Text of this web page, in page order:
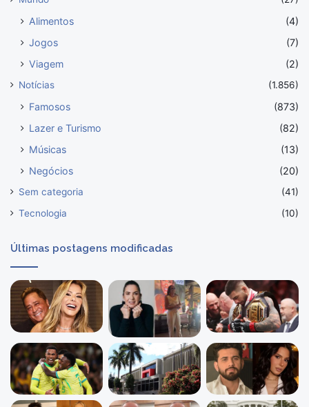
Alimentos
(4)
Jogos
(7)
Viagem
(2)
Notícias (1.856)
Famosos
(873)
Lazer e Turismo
(82)
Músicas
(13)
Negócios
(20)
Sem categoria
(41)
Tecnologia
(10)
Últimas postagens modificadas